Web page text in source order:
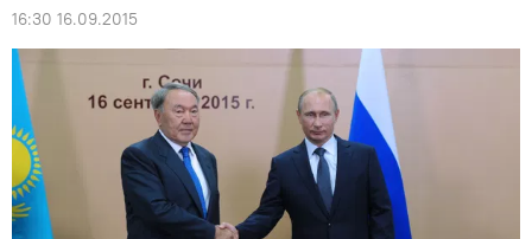
16:30 16.09.2015